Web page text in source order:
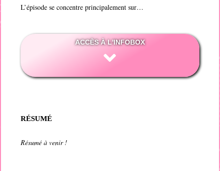
L’épisode se concentre principalement sur…
ACCÈS À L'INFOBOX
RÉSUMÉ
Résumé à venir !